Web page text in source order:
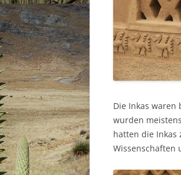
Die Inkas waren
wurden
hatten die Inkas
Wissenschaften